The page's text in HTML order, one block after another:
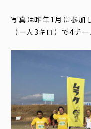
写真は昨年1月に参加
（一人3キロ）で4チ